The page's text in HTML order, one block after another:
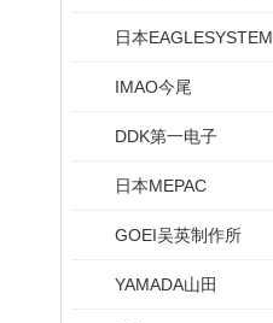
日本EAGLESYSTEM
IMAO今尾
DDK第一电子
日本MEPAC
GOEI吴英制作所
YAMADA山田